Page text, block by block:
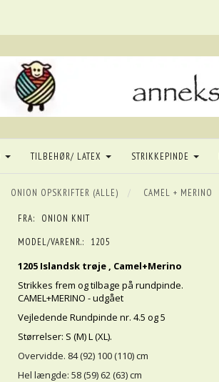
TILBEHØR/ LATEX STRIKKEPINDE
ONION OPSKRIFTER (ALLE) CAMEL + MERINO
FRA:
ONION KNIT
MODEL/VARENR.:
1205
1205 Islandsk trøje , Camel+Merino
Strikkes frem og tilbage på rundpinde.
CAMEL+MERINO - udgået
Vejledende Rundpinde nr. 4.5 og 5
Størrelser: S (M) L (XL).
Overvidde. 84 (92) 100 (110) cm
Hel længde: 58 (59) 62 (63) cm